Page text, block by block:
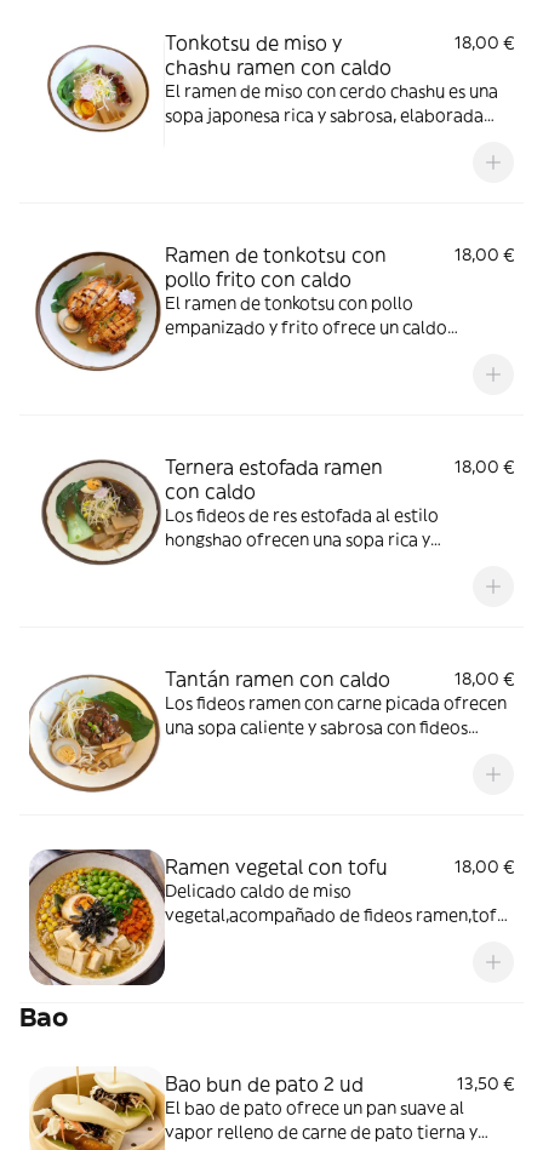
Tonkotsu de miso y
chashu ramen con caldo
18,00 €
El ramen de miso con cerdo chashu es una
sopa japonesa rica y sabrosa, elaborada
Ramen de tonkotsu con
pollo frito con caldo
18,00 €
El ramen de tonkotsu con pollo
empanizado y frito ofrece un caldo
de fideos suaves y una crujiente pechuga de
Ternera estofada ramen
con caldo
18,00 €
Los fideos de res estofada al estilo
hongshao ofrecen una sopa rica y
Tantán ramen con caldo
18,00 €
Los fideos ramen con carne picada ofrecen
una sopa caliente y sabrosa con fideos
Ramen vegetal con tofu
18,00 €
Delicado caldo de miso
vegetal,acompañado de fideos ramen,tofu
Bao
Bao bun de pato 2 ud
13,50 €
El bao de pato ofrece un pan suave al
vapor relleno de carne de pato tierna y